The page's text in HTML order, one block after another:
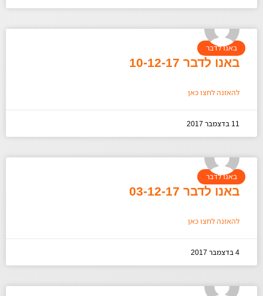
באנו לדבר
באנו לדבר 10-12-17
להאזנה לחצו כאן
11 בדצמבר 2017
באנו לדבר
באנו לדבר 03-12-17
להאזנה לחצו כאן
4 בדצמבר 2017